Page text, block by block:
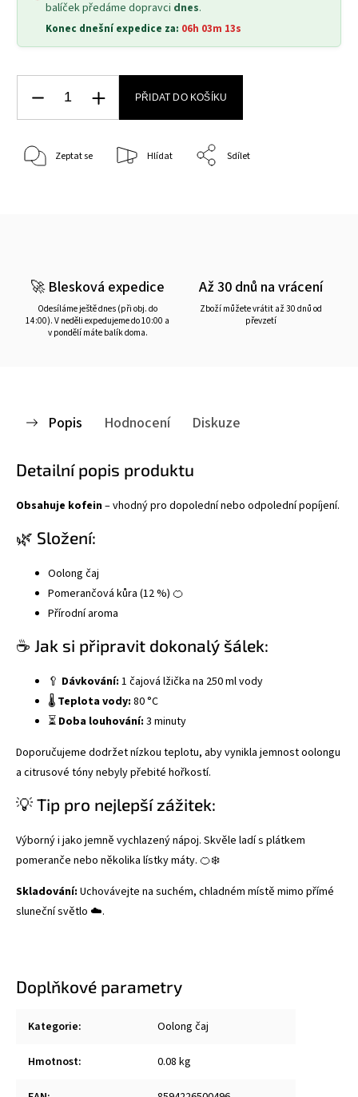
balíček předáme dopravci dnes.
Konec dnešní expedice za: 06h 03m 13s
PŘIDAT DO KOŠÍKU
Zeptat se Hlídat Sdílet
🚀 Blesková expedice
Odesíláme ještě dnes (při obj. do
14:00). V neděli expedujeme do 10:00 a
v pondělí máte balík doma.
Až 30 dnů na vrácení
Zboží můžete vrátit až 30 dnů od
převzetí
Popis Hodnocení Diskuze
Detailní popis produktu
Obsahuje kofein– vhodný pro dopolední nebo odpolední popíjení.
🌿 Složení:
Oolong čaj
Pomerančová kůra (12 %) 🍊
Přírodní aroma
☕ Jak si připravit dokonalý šálek:
🥄 Dávkování: 1 čajová lžička na 250 ml vody
🌡️ Teplota vody: 80 °C
⏳ Doba louhování: 3 minuty
Doporučujeme dodržet nízkou teplotu, aby vynikla jemnost oolongu
a citrusové tóny nebyly přebité hořkostí.
💡 Tip pro nejlepší zážitek:
Výborný i jako jemně vychlazený nápoj. Skvěle ladí s plátkem
pomeranče nebo několika lístky máty. 🍊❄️
Skladování: Uchovávejte na suchém, chladném místě mimo přímé
sluneční světlo ☁️.
Doplňkové parametry
Kategorie: Oolong čaj
Hmotnost: 0.08 kg